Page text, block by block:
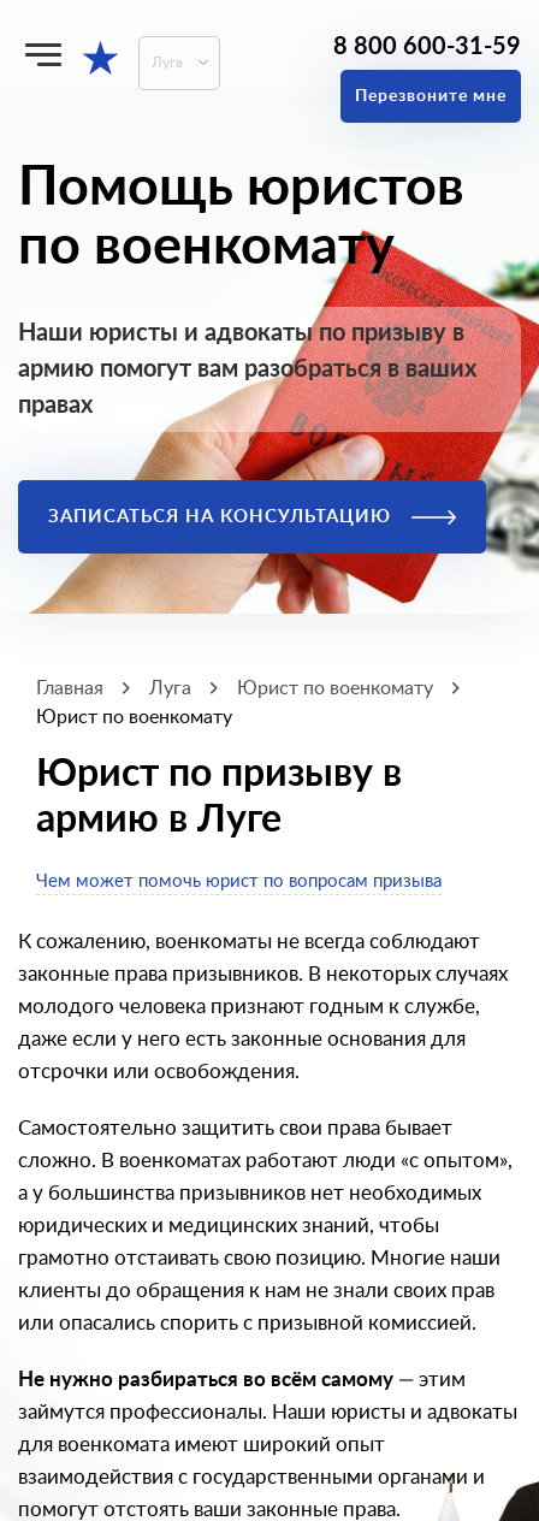
★ Луга
8 800 600-31-59
Перезвоните мне
Помощь юристов
по военкомату
Наши юристы и адвокаты по призыву в
армию помогут вам разобраться в ваших
правах
ЗАПИСАТЬСЯ НА КОНСУЛЬТАЦИЮ
Главная Луга
Юрист по военкомату
Юрист по военкомату
Юрист по призыву в
армию в Луге
Чем может помочь юрист по вопросам призыва
К сожалению, военкоматы не всегда соблюдают
законные права призывников. В некоторых случаях
молодого человека признают годным к службе,
даже если у него есть законные основания для
отсрочки или освобождения.
Самостоятельно защитить свои права бывает
сложно. В военкоматах работают люди «с опытом»,
а у большинства призывников нет необходимых
юридических и медицинских знаний, чтобы
грамотно отстаивать свою позицию. Многие наши
клиенты до обращения к нам не знали своих прав
или опасались спорить с призывной комиссией.
Не нужно разбираться во всём самому — этим
займутся профессионалы. Наши юристы и адвокаты
для военкомата имеют широкий опыт
взаимодействия с государственными органами и
помогут отстоять ваши законные права.